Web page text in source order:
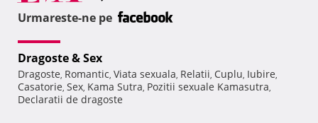
Urmareste-ne pe
Dragoste & Sex
Dragoste, Romantic, Viata sexuala, Relatii, Cuplu, Iubire,
Casatorie, Sex, Kama Sutra, Pozitii sexuale Kamasutra,
Declaratii de dragoste